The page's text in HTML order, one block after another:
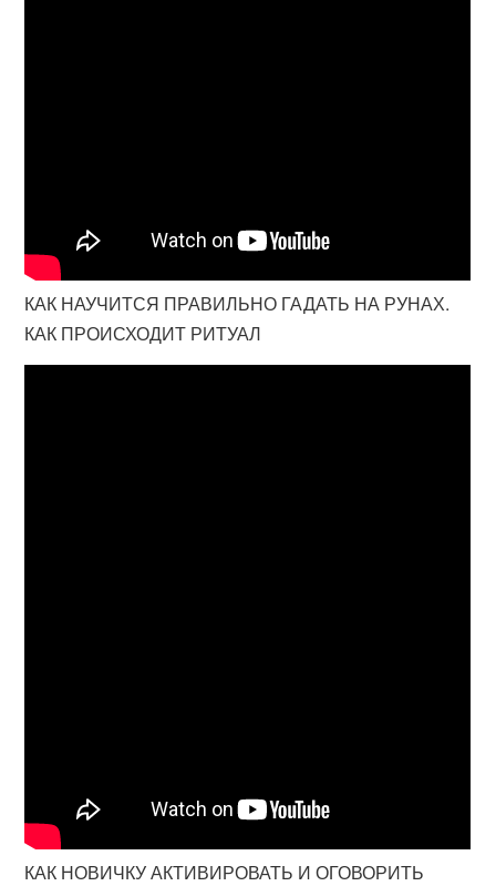
КАК НАУЧИТСЯ ПРАВИЛЬНО ГАДАТЬ НА РУНАХ.
КАК ПРОИСХОДИТ РИТУАЛ
КАК НОВИЧКУ АКТИВИРОВАТЬ И ОГОВОРИТЬ